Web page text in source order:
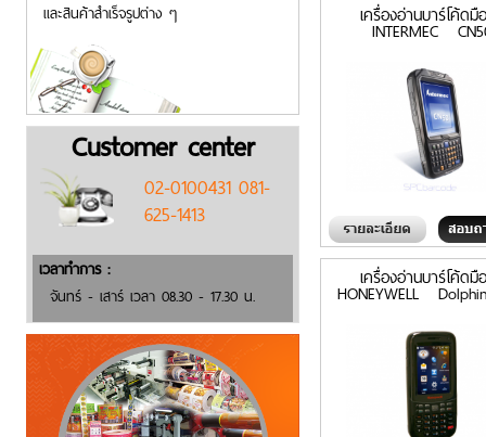
และสินค้าสำเร็จรูปต่าง ๆ
Customer center
02-0100431 081-
625-1413
เวลาทำการ :
จันทร์ - เสาร์ เวลา 08.30 - 17.30 น.
เครื่องอ่านบาร์โค้ด
INTERMEC
เครื่องอ่านบาร์โค้ด
HONEYWELL